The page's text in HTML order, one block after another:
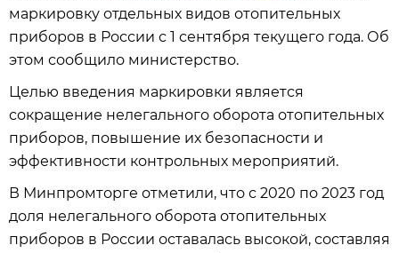
маркировку отдельных видов отопительных
приборов в России с 1 сентября текущего года. Об
этом сообщило министерство.
Целью введения маркировки является
сокращение нелегального оборота отопительных
приборов, повышение их безопасности и
эффективности контрольных мероприятий.
В Минпромторге отметили, что с 2020 по 2023 год
доля нелегального оборота отопительных
приборов в России оставалась высокой, составляя